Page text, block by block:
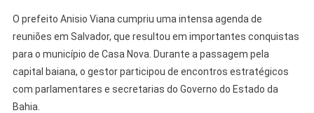
O prefeito Anisio Viana cumpriu uma intensa agenda de
reuniões em Salvador, que resultou em importantes conquistas
para o município de Casa Nova. Durante a passagem pela
capital baiana, o gestor participou de encontros estratégicos
com parlamentares e secretarias do Governo do Estado da
Bahia.